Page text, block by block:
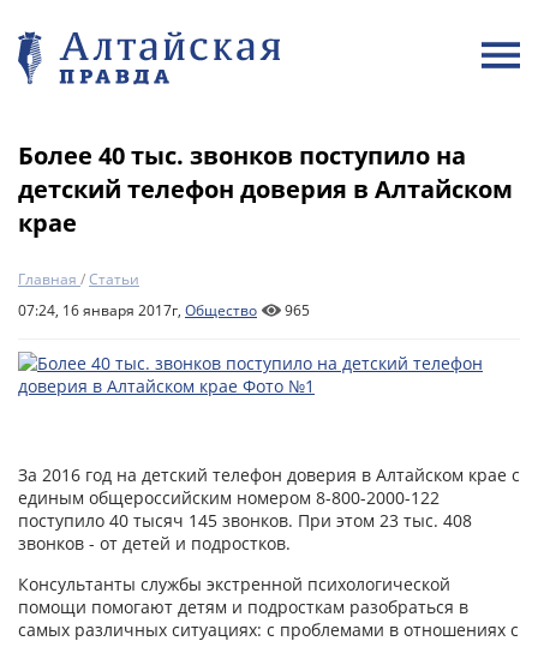
Более 40 тыс. звонков поступило на
детский телефон доверия в Алтайском
крае
Главная /Статьи
07:24, 16 января 2017г, Общество 965
За 2016 год на детский телефон доверия в Алтайском крае с
единым общероссийским номером 8-800-2000-122
поступило 40 тысяч 145 звонков. При этом 23 тыс. 408
звонков - от детей и подростков.
Консультанты службы экстренной психологической
помощи помогают детям и подросткам разобраться в
самых различных ситуациях: с проблемами в отношениях с